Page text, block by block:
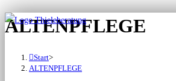
ALTENPFLEGE
Start>
ALTENPFLEGE